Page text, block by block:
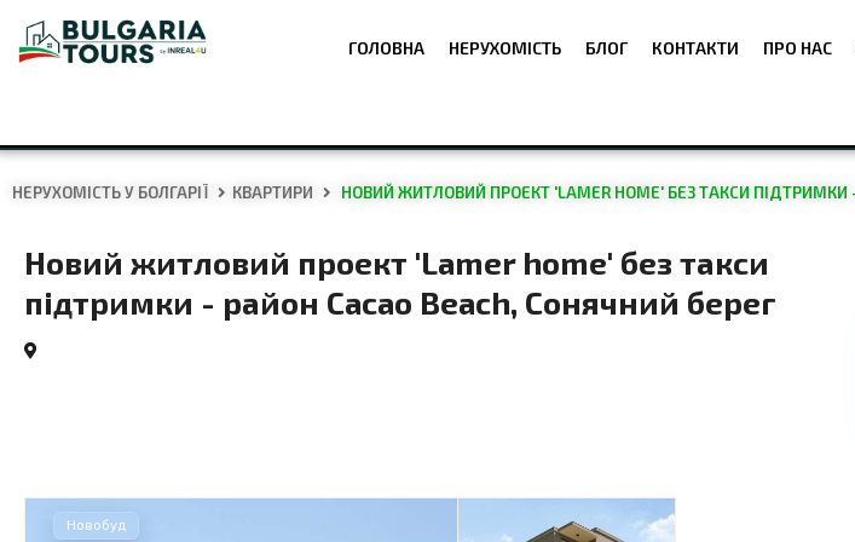
ГОЛОВНА НЕРУХОМІСТЬ БЛОГ КОНТАКТИ ПРО НАС
НЕРУХОМІСТЬ У БОЛГАРІЇ КВАРТИРИ НОВИЙ ЖИТЛОВИЙ ПРОЕКТ 'LAMER HOME' БЕЗ ТАКСИ ПІДТРИМКИ
Новий житловий проект 'Lamer home' без такси
підтримки - район Cacao Beach, Сонячний берег
Новобуд